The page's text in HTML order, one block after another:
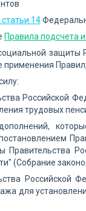
14
Правила подсчета
применения
Российской
трудовых
Правительства
(Собрание
для